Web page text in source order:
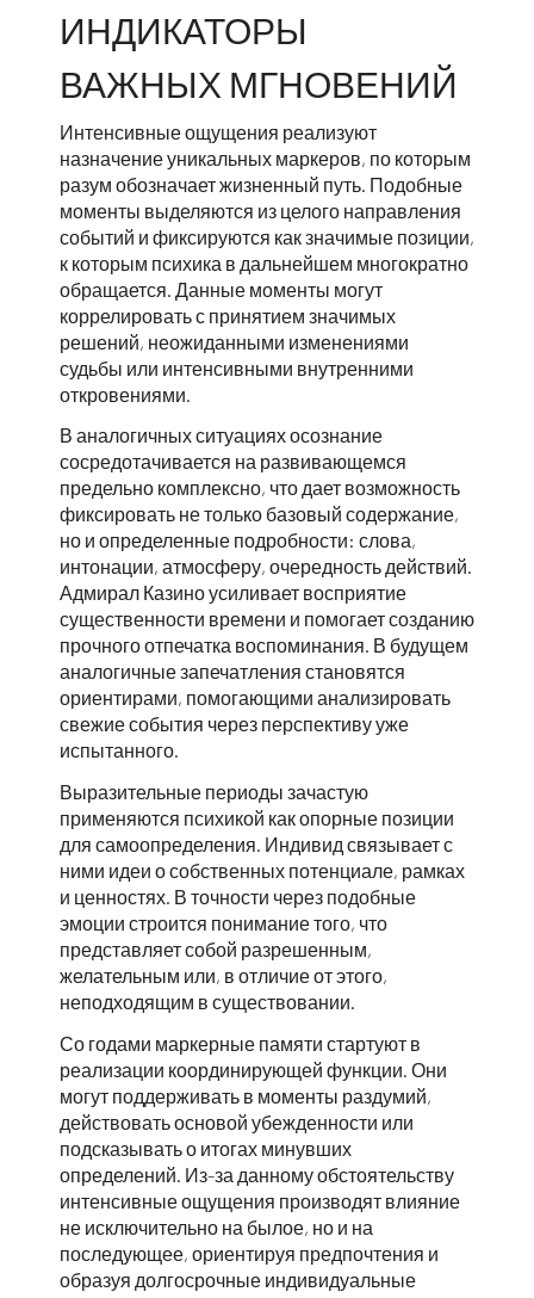
ИНДИКАТОРЫ
ВАЖНЫХ МГНОВЕНИЙ
Интенсивные ощущения реализуют
назначение уникальных маркеров, по которым
разум обозначает жизненный путь. Подобные
моменты выделяются из целого направления
событий и фиксируются как значимые позиции,
к которым психика в дальнейшем многократно
обращается. Данные моменты могут
коррелировать с принятием значимых
решений, неожиданными изменениями
судьбы или интенсивными внутренними
откровениями.
В аналогичных ситуациях осознание
сосредотачивается на развивающемся
предельно комплексно, что дает возможность
фиксировать не только базовый содержание,
но и определенные подробности: слова,
интонации, атмосферу, очередность действий.
Адмирал Казино усиливает восприятие
существенности времени и помогает созданию
прочного отпечатка воспоминания. В будущем
аналогичные запечатления становятся
ориентирами, помогающими анализировать
свежие события через перспективу уже
испытанного.
Выразительные периоды зачастую
применяются психикой как опорные позиции
для самоопределения. Индивид связывает с
ними идеи о собственных потенциале, рамках
и ценностях. В точности через подобные
эмоции строится понимание того, что
представляет собой разрешенным,
желательным или, в отличие от этого,
неподходящим в существовании.
Со годами маркерные памяти стартуют в
реализации координирующей функции. Они
могут поддерживать в моменты раздумий,
действовать основой убежденности или
подсказывать о итогах минувших
определений. Из-за данному обстоятельству
интенсивные ощущения производят влияние
не исключительно на былое, но и на
последующее, ориентируя предпочтения и
образуя долгосрочные индивидуальные